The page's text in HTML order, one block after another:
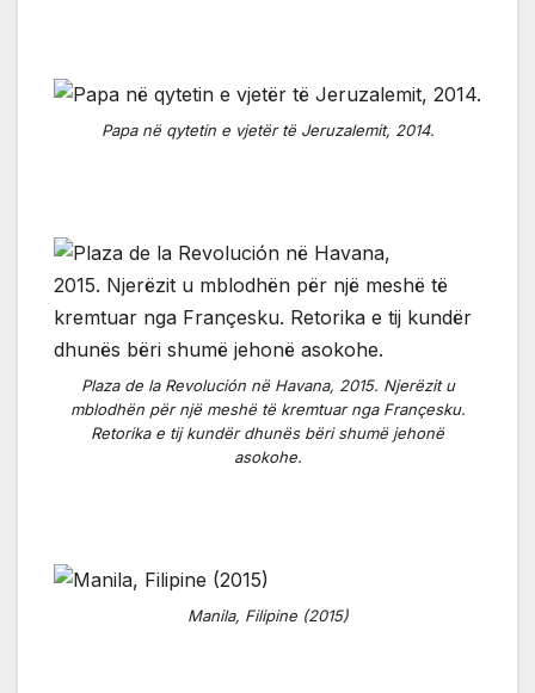
Papa në qytetin e vjetër të Jeruzalemit, 2014.
Plaza de la Revolución në Havana, 2015. Njerëzit u
mblodhën për një meshë të kremtuar nga Françesku.
Retorika e tij kundër dhunës bëri shumë jehonë
asokohe.
Manila, Filipine (2015)